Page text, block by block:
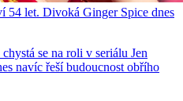
54 let. Divoká Ginger Spice dnes
se na roli v seriálu Jen
navíc řeší budoucnost obřího